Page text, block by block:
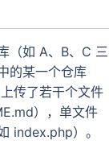
（如 A、B、C 三
的某一个仓库
传了若干个文件
），单文件
index.php）。